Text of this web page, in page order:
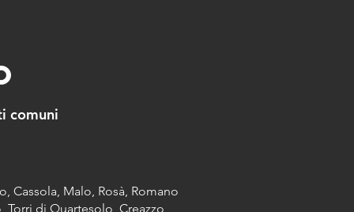
comuni
Cassola, Malo, Rosà, Romano
di Quartesolo, Creazzo,